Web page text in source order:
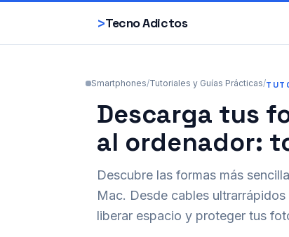
>Tecno Adictos
Smartphones/Tutoriales y Guías Prácticas/
Descarga tus
al ordenador:
Descubre las formas más
Mac. Desde cables
liberar espacio y proteger tus